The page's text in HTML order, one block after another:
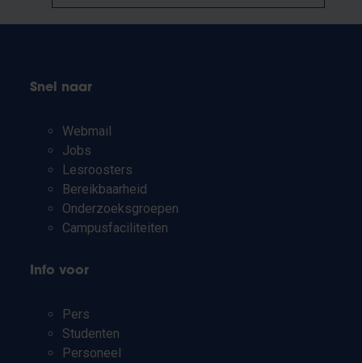
Snel naar
Webmail
Jobs
Lesroosters
Bereikbaarheid
Onderzoeksgroepen
Campusfaciliteiten
Info voor
Pers
Studenten
Personeel